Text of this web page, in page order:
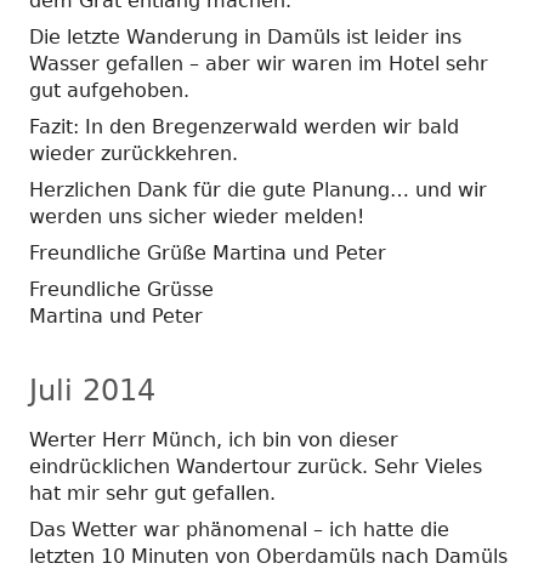
Die letzte Wanderung in Damüls ist leider ins
Wasser gefallen – aber wir waren im Hotel sehr
gut aufgehoben.
Fazit: In den Bregenzerwald werden wir bald
wieder zurückkehren.
Herzlichen Dank für die gute Planung… und wir
werden uns sicher wieder melden!
Freundliche Grüße Martina und Peter
Freundliche Grüsse
Martina und Peter
Juli 2014
Werter Herr Münch, ich bin von dieser
eindrücklichen Wandertour zurück. Sehr Vieles
hat mir sehr gut gefallen.
Das Wetter war phänomenal – ich hatte die
letzten 10 Minuten von Oberdamüls nach Damüls